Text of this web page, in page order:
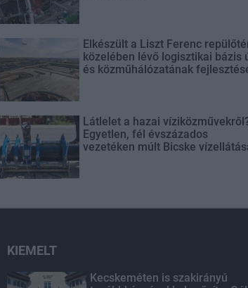
Elkészült a Liszt Ferenc
közelében lévő logisztikai bázis
és közműhálózatának
Látlelet a hazai
Egyetlen, fél évszázados
vezetéken múlt Bicske
KIEMELT
Kecskeméten is szakirányú